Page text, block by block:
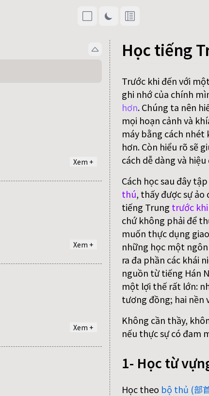
Xem +
Xem +
Xem +
Học tiếng
Trước khi đến với
ghi nhớ của chính
hơn. Chúng ta nên
mọi hoạn cảnh và
máy bằng cách nhét
hơn. Còn hiểu rõ sẽ
cách dễ dàng và hiệu
Cách học sau đây
thú, thấy được sự
tiếng Trung trước
chứ không phải để
muốn thực dụng
những học một
ra đa phần các khái
nguồn từ tiếng Hán
một lợi thế rất lớn:
tương đồng; hai nền
Không cần thầy,
nếu thực sự có đam
1- Học từ
Học theo bộ thủ (部